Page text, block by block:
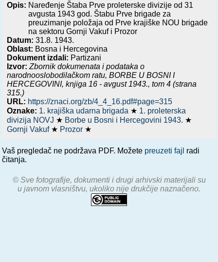
Opis: Naređenje Štaba Prve proleterske divizije od 31
avgusta 1943 god. Štabu Prve brigade za
preuzimanje položaja od Prve krajiške NOU brigade
na sektoru Gornji Vakuf i Prozor
Datum:31.8. 1943.
Oblast: Bosna i Hercegovina
Dokument izdali: Partizani
Izvor: Zbornik dokumenata i podataka o
narodnooslobodilačkom ratu,BORBE U BOSNI I
HERCEGOVINI, knjiga 16 - avgust 1943., tom 4 (strana
315.)
URL: https://znaci.org/zb/4_4_16.pdf#page=315
Oznake: 1. krajiška udarna brigada ★ 1. proleterska
divizija NOVJ ★ Borbe u Bosni i Hercegovini 1943. ★
Gornji Vakuf ★ Prozor ★
Vaš pregledač ne podržava PDF. Možete preuzeti fajl radi
čitanja.
© Sve fotografije, dokumenti i drugi arhivski materijali su
u javnom vlasništvu, ukoliko nije drukčije naznačeno.